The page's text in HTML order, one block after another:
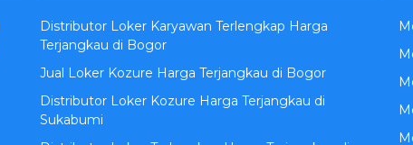
Distributor Loker Karyawan Terlengkap Harga
Terjangkau di Bogor
Jual Loker Kozure Harga Terjangkau di Bogor
Distributor Loker Kozure Harga Terjangkau di
Sukabumi